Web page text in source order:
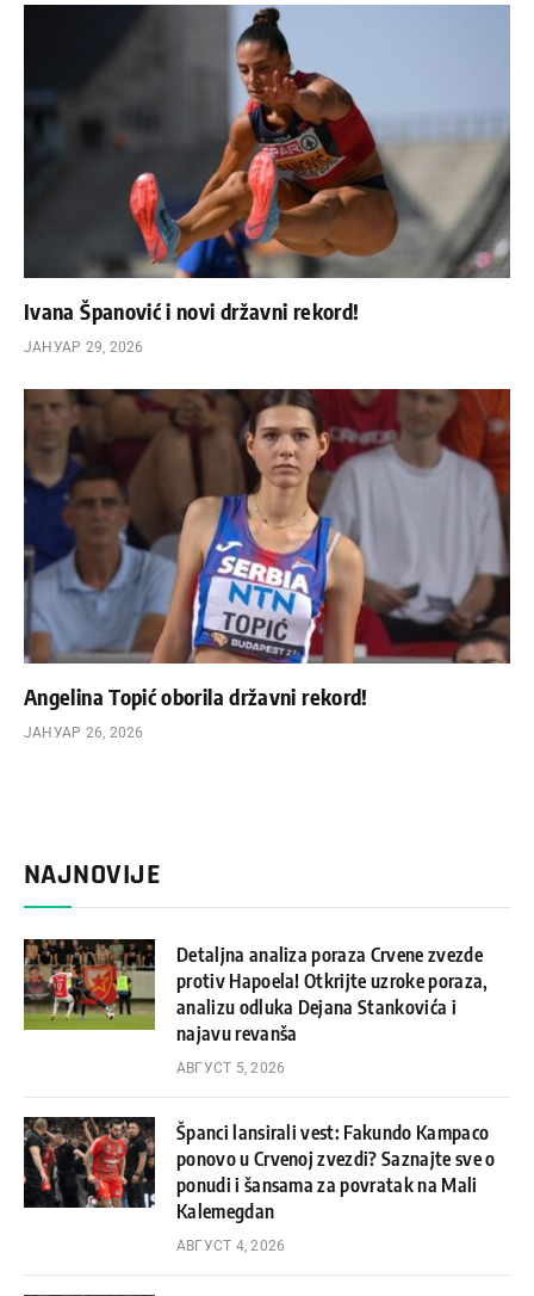
Ivana Španović i novi državni rekord!
ЈАНУАР 29, 2026
Angelina Topić oborila državni rekord!
ЈАНУАР 26, 2026
NAJNOVIJE
Detaljna analiza poraza Crvene zvezde
protiv Hapoela! Otkrijte uzroke poraza,
analizu odluka Dejana Stankovića i
najavu revanša
АВГУСТ 5, 2026
Španci lansirali vest: Fakundo Kampaco
ponovo u Crvenoj zvezdi? Saznajte sve o
ponudi i šansama za povratak na Mali
Kalemegdan
АВГУСТ 4, 2026